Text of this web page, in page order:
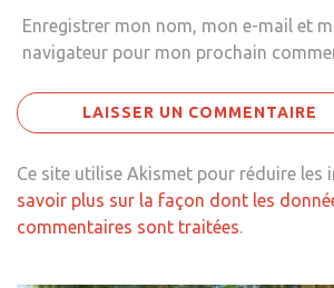
Enregistrer mon nom, mon e-mail et
navigateur pour mon prochain
Ce site utilise Akismet pour réduire les
savoir plus sur la façon dont les
commentaires sont traitées.